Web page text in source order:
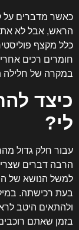
הראש, אבל לא את
חומרים רכים
במקרה של חלילה
לי?
עבור חלק גדול
הרבה דברים
למשל הנושא של
בעת רכישתה.
ולהתאים היטב
בזמן שאתם